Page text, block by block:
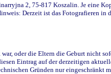
2, 75-817 Koszalin. Je eine
Derzeit ist das Fotografieren in
oder die Eltern die Geburt nicht
Eintrag auf der derzeitigen
Gründen nur eingeschränkt